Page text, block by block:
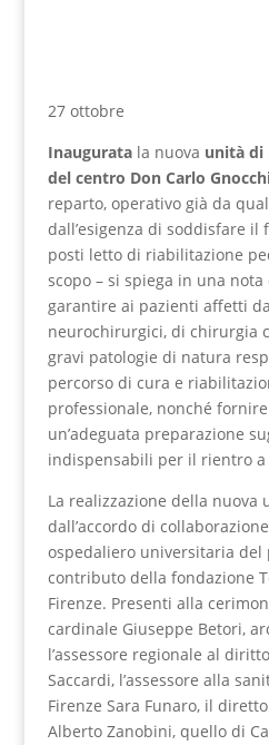
27 ottobre
Inaugurata la nuova unità di
del centro Don Carlo
reparto, operativo già da
dall’esigenza di soddisfare
posti letto di riabilitazione
scopo – si spiega in una
garantire ai pazienti affetti
neurochirurgici, di chirurgia
gravi patologie di natura
percorso di cura e
professionale, nonché
un’adeguata preparazione
indispensabili per il rientro a
La realizzazione della nuova
dall’accordo di
ospedaliero universitaria del
contributo della fondazione
Firenze. Presenti alla
cardinale Giuseppe Betori,
l’assessore regionale al
Saccardi, l’assessore alla
Firenze Sara Funaro, il
Alberto Zanobini, quello di